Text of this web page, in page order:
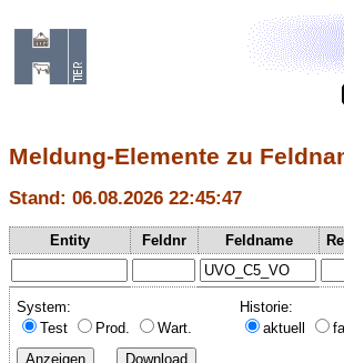
Meldung-Elemente zu
Stand: 06.08.2026 22:45:47
Entity Feldnr Feldname
System:
Test
Prod. Wart.
Historie:
aktuell